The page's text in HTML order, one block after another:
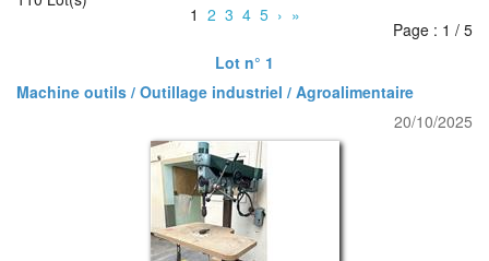
1 2 3 4 5 › »
Page : 1 / 5
Lot n° 1
Machine outils / Outillage industriel / Agroalimentaire
20/10/2025